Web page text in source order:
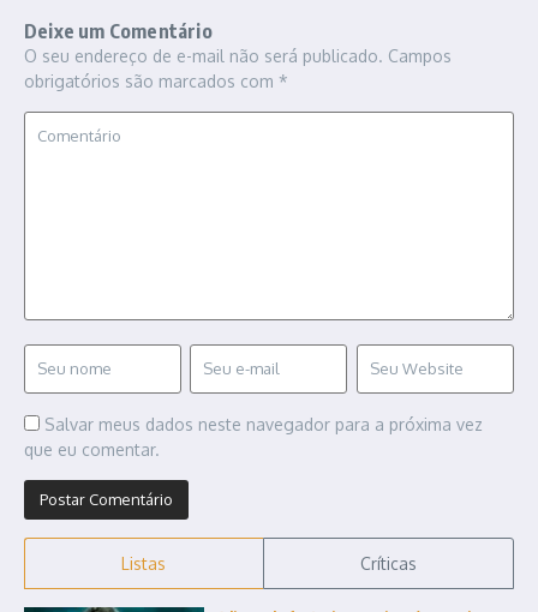
Deixe um Comentário
O seu endereço de e-mail não será publicado. Campos
obrigatórios são marcados com *
Salvar meus dados neste navegador para a próxima vez
que eu comentar.
Listas Críticas